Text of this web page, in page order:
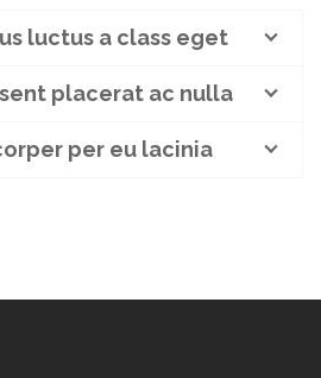
luctus a class eget
placerat ac nulla
per eu lacinia